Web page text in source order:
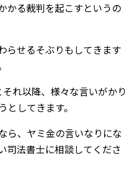
かる裁判を起こすというの
らせるそぶりもしてきます
れ以降、様々な言いがかり
してきます。
ら、ヤミ金の言いなりにな
司法書士に相談してくださ